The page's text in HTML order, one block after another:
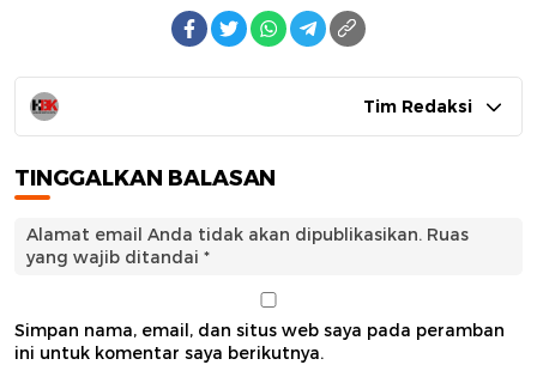
Tim Redaksi
TINGGALKAN BALASAN
Alamat email Anda tidak akan dipublikasikan. Ruas
yang wajib ditandai *
Simpan nama, email, dan situs web saya pada peramban
ini untuk komentar saya berikutnya.